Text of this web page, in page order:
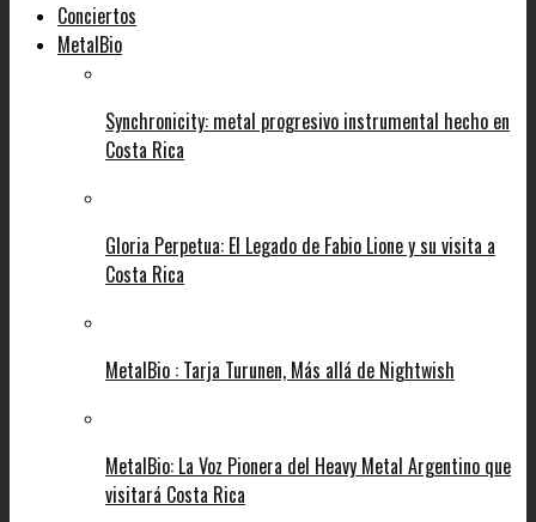
Conciertos
MetalBio
Synchronicity: metal progresivo instrumental hecho en
Costa Rica
Gloria Perpetua: El Legado de Fabio Lione y su visita a
Costa Rica
MetalBio : Tarja Turunen, Más allá de Nightwish
MetalBio: La Voz Pionera del Heavy Metal Argentino que
visitará Costa Rica